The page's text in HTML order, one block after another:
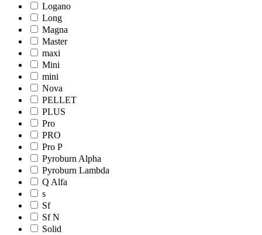
Logano
Long
Magna
Master
maxi
Mini
mini
Nova
PELLET
PLUS
Pro
PRO
Pro Р
Pyroburn Alpha
Pyroburn Lambda
Q Alfa
s
Sf
Sf N
Solid